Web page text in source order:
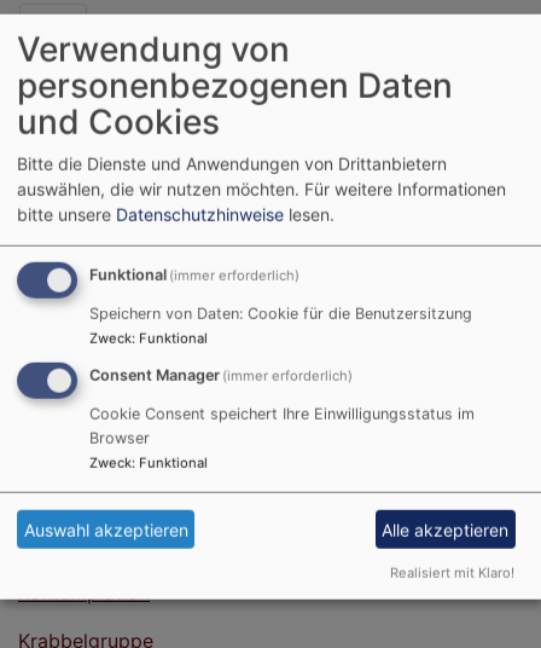
Hauptnavigation
Startseite Kirchengemeinde
Gemeindegruppen
Hier geht es zu unseren Gruppen & Kreisen. Sie sind
immer herzlich dazu eingeladen, an unseren
Veranstaltungen teilzunehmen.
Chor
Freizeitgruppe
Jugend
Kindergruppenstunde
Kontemplation
Krabbelgruppe
Verwendung von
personenbezogenen Daten
und Cookies
Bitte die Dienste und Anwendungen von Drittanbietern
auswählen, die wir nutzen möchten. Für weitere Informationen
bitte unsere Datenschutzhinweise lesen.
Funktional (immer erforderlich)
Speichern von Daten: Cookie für die Benutzersitzung
Zweck: Funktional
Consent Manager (immer erforderlich)
Cookie Consent speichert Ihre Einwilligungsstatus im
Browser
Zweck: Funktional
Auswahl akzeptieren Alle akzeptieren
Realisiert mit Klaro!